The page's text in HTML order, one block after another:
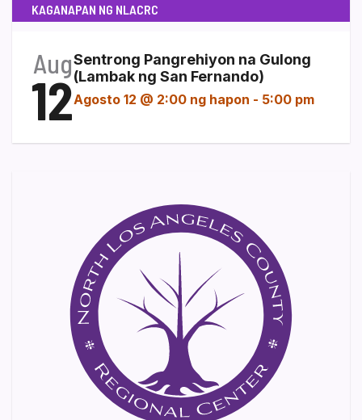
KAGANAPAN NG NLACRC
Aug
12
Sentrong Pangrehiyon na Gulong
(Lambak ng San Fernando)
Agosto 12 @ 2:00 ng hapon - 5:00 pm